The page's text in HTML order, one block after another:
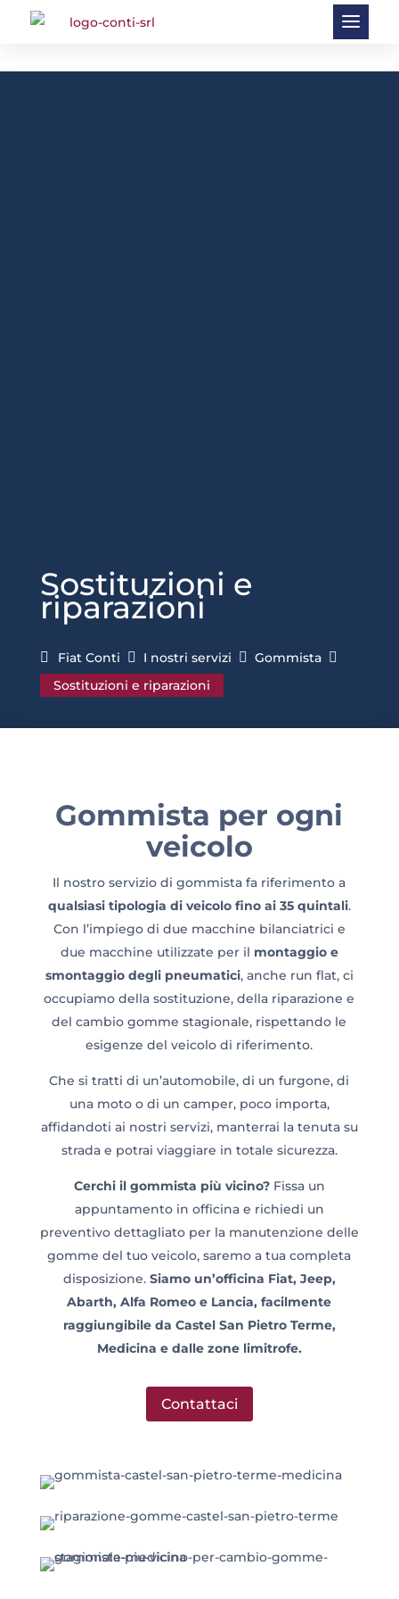
Sostituzioni e
riparazioni
Fiat Conti  I nostri servizi  Gommista 
Sostituzioni e riparazioni
Gommista per ogni
veicolo
Il nostro servizio di gommista fa riferimento a
qualsiasi tipologia di veicolo fino ai 35 quintali.
Con l’impiego di due macchine bilanciatrici e
due macchine utilizzate per il montaggio e
smontaggio degli pneumatici, anche run flat, ci
occupiamo della sostituzione, della riparazione e
del cambio gomme stagionale, rispettando le
esigenze del veicolo di riferimento.
Che si tratti di un’automobile, di un furgone, di
una moto o di un camper, poco importa,
affidandoti ai nostri servizi, manterrai la tenuta su
strada e potrai viaggiare in totale sicurezza.
Cerchi il gommista più vicino?Fissa un
appuntamento in officina e richiedi un
preventivo dettagliato per la manutenzione delle
gomme del tuo veicolo, saremo a tua completa
disposizione. Siamo un’officina Fiat, Jeep,
Abarth, Alfa Romeo e Lancia, facilmente
raggiungibile da Castel San Pietro Terme,
Medicina e dalle zone limitrofe.
Contattaci